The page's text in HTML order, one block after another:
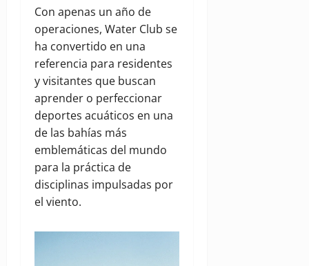
Con apenas un año de
operaciones, Water Club se
ha convertido en una
referencia para residentes
y visitantes que buscan
aprender o perfeccionar
deportes acuáticos en una
de las bahías más
emblemáticas del mundo
para la práctica de
disciplinas impulsadas por
el viento.